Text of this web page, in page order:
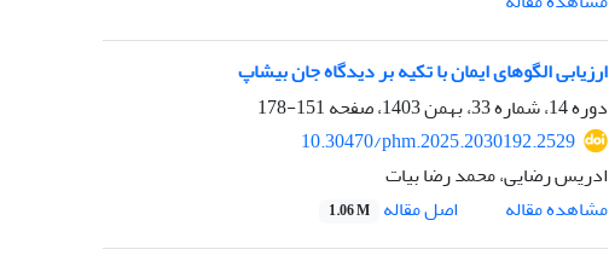
ارزیابی الگوهای ایمان با تکیه بر دیدگاه جان بیشاپ
دوره 14، شماره 33، بهمن 1403، صفحه
151-178
10.30470/phm.2025.2030192.2529
ادریس رضایی، محمد رضا بیات
مشاهده مقاله
اصل مقاله 1.06 M